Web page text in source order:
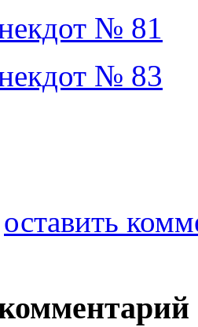
№ 81
№ 83
оставить